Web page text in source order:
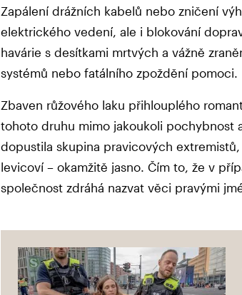
Zapálení drážních kabelů nebo zničení
elektrického vedení, ale i blokování
havárie s desítkami mrtvých a vážně
systémů nebo fatálního zpoždění pomoci.
Zbaven růžového laku přihlouplého
tohoto druhu mimo jakoukoli pochybnost
dopustila skupina pravicových
levicoví – okamžitě jasno. Čím to, že v
společnost zdráhá nazvat věci pravými